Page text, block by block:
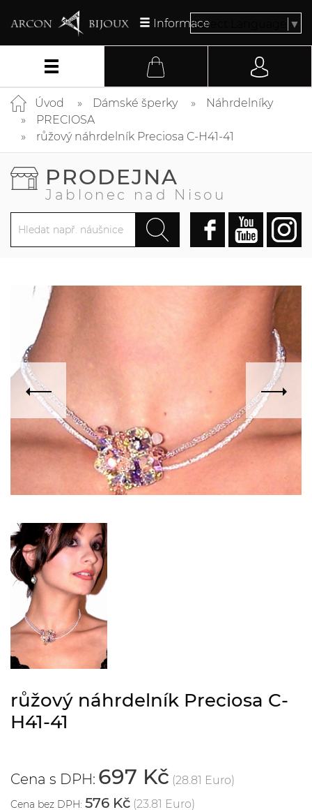
InformaceSelect Language ▼
Úvod Dámské šperky
Náhrdelníky
PRECIOSA
růžový náhrdelník Preciosa C-H41-41
PRODEJNA
Jablonec nad Nisou
růžový náhrdelník Preciosa C-
H41-41
Cena s DPH: 697 Kč (28.81 Euro)
Cena bez DPH: 576 Kč (23.81 Euro)